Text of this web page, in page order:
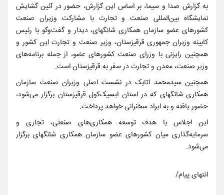
به گزارش صدا و سیما، بر اساس این گزارش، حضور در آئین گشایش
نمایشگاه بین‌المللی صنعت و تجارت با مشارکت وزیران صنعت
کشور‌های عضو سازمان همکاری شانگهای، دیدار و گفت‌و‌گو با رئیس
کابینه وزیران جمهوری قرقیزستان، وزیر صنعت و تجارت این کشور و
همچنین رایزنی با وزرای صنعت کشور‌های عضو، از جمله برنامه‌های
وزیر صنعت، معدن و تجارت در سفر به قرقیزستان است.
همچنین سیدمحمد اتابک در نشست اصلی وزیران صنعت سازمان
همکاری شانگهای که در استان ایسیک‌کول قرقیزستان برگزار می‌شود،
حضور یافته و به ایراد سخنرانی خواهد پرداخت.
این اجلاس با هدف توسعه همکاری‌های صنعتی، تجاری و
سرمایه‌گذاری میان کشور‌های عضو سازمان همکاری شانگهای برگزار
می‌شود.
انتهای پیام/